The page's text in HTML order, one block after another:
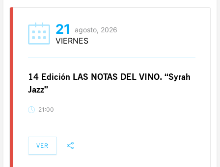
21 agosto, 2026
VIERNES
14 Edición LAS NOTAS DEL VINO. “Syrah
Jazz”
21:00
VER